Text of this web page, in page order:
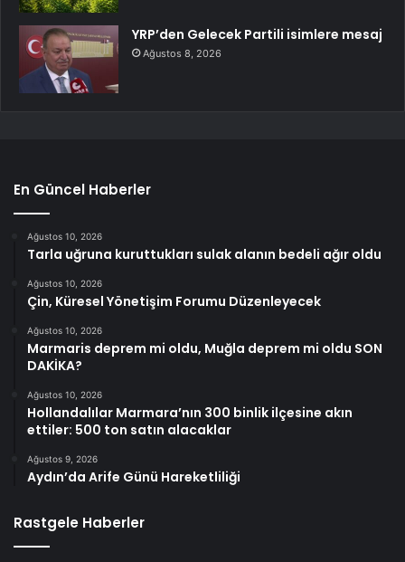
YRP’den Gelecek Partili isimlere mesaj
Ağustos 8, 2026
En Güncel Haberler
Ağustos 10, 2026
Tarla uğruna kuruttukları sulak alanın bedeli ağır oldu
Ağustos 10, 2026
Çin, Küresel Yönetişim Forumu Düzenleyecek
Ağustos 10, 2026
Marmaris deprem mi oldu, Muğla deprem mi oldu SON
DAKİKA?
Ağustos 10, 2026
Hollandalılar Marmara’nın 300 binlik ilçesine akın
ettiler: 500 ton satın alacaklar
Ağustos 9, 2026
Aydın’da Arife Günü Hareketliliği
Rastgele Haberler